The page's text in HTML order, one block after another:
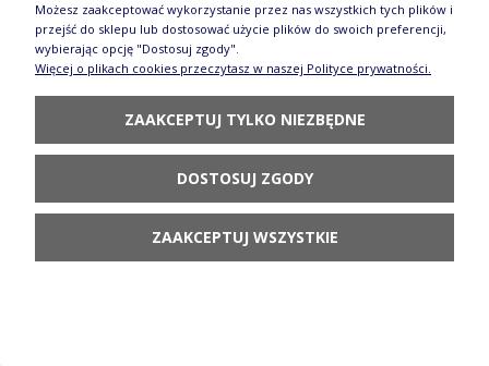
Filiżanka V 0,35 L GU1379DEK281Art
141,90 zł
POWIADOM O
DOSTĘPNOŚCI
Możesz zaakceptować wykorzystanie przez nas wszystkich tych plików i
przejść do sklepu lub dostosować użycie plików do swoich preferencji,
wybierając opcję "Dostosuj zgody".
Więcej o plikach cookies przeczytasz w naszej Polityce prywatności.
ZAAKCEPTUJ TYLKO NIEZBĘDNE
DOSTOSUJ ZGODY
ZAAKCEPTUJ WSZYSTKIE